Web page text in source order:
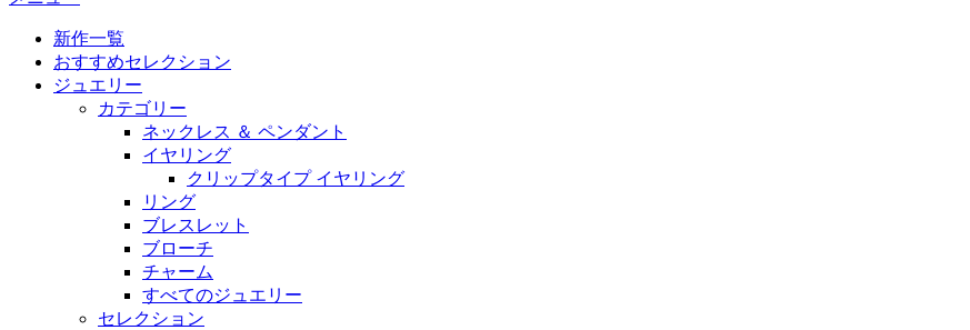
新作一覧
おすすめセレクション
ジュエリー
カテゴリー
ネックレス ＆ ペンダント
イヤリング
クリップタイプ イヤリング
リング
ブレスレット
ブローチ
チャーム
すべてのジュエリー
セレクション